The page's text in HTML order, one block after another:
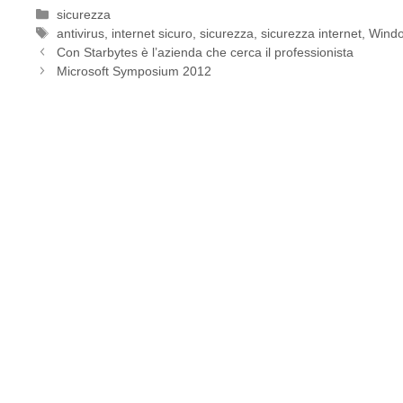
Categorie
sicurezza
Tag
antivirus internet sicuro ,sicurezza ,sicurezza internet ,
Con Starbytes è l’azienda che cerca il professionista
Microsoft Symposium 2012